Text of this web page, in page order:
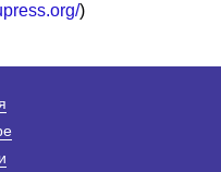
)